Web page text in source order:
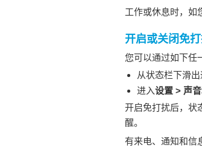
工作或休息时，如
开启或关闭免
您可以通过如下任
从状态栏下滑
进入设置> 声
开启免打扰后，状
醒。
有来电、通知和信